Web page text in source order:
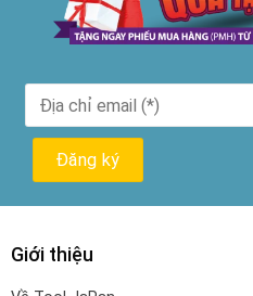
Giới thiệu